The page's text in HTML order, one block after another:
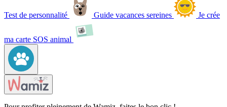
Test de personnalité Guide vacances sereines Je crée
ma carte SOS animal